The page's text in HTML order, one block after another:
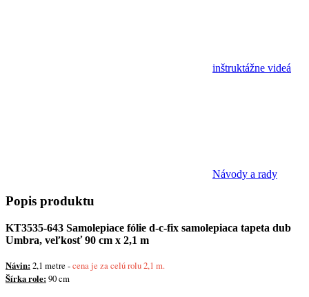
inštruktážne videá
Návody a rady
Popis produktu
KT3535-643 Samolepiace fólie d-c-fix samolepiaca tapeta dub
Umbra, veľkosť 90 cm x 2,1 m
Návin: 2,1 metre -cena je za celú rolu 2,1 m.
Šírka role: 90 cm